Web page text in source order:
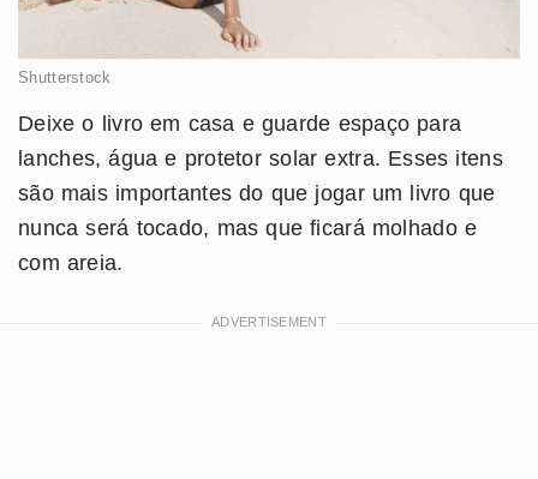
Shutterstock
Deixe o livro em casa e guarde espaço para
lanches, água e protetor solar extra. Esses itens
são mais importantes do que jogar um livro que
nunca será tocado, mas que ficará molhado e
com areia.